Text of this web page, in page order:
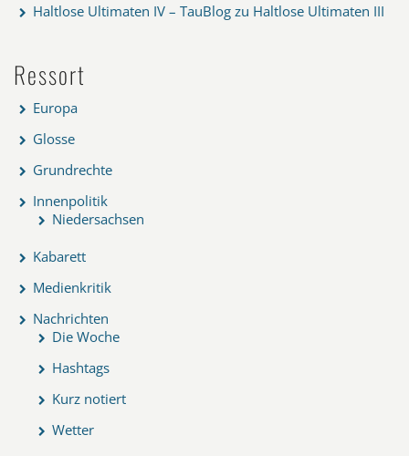
Haltlose Ultimaten IV – TauBlog zu Haltlose Ultimaten III
Ressort
Europa
Glosse
Grundrechte
Innenpolitik
Niedersachsen
Kabarett
Medienkritik
Nachrichten
Die Woche
Hashtags
Kurz notiert
Wetter